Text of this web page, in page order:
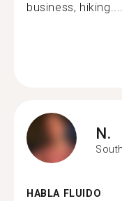
business, hiking....
N.
HABLA FLUIDO